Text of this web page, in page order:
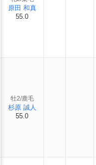
原田 和真
55.0
牡2/鹿毛
杉原 誠人
55.0